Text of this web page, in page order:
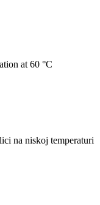
at 60 °C
na niskoj temperaturi